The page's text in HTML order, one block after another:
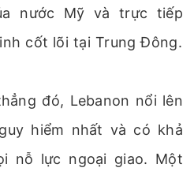
nước Mỹ và trực tiếp
cốt lõi tại Trung Đông.
đó, Lebanon nổi lên
hiểm nhất và có khả
nỗ lực ngoại giao. Một